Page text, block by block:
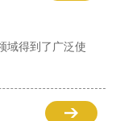
域得到了广泛使